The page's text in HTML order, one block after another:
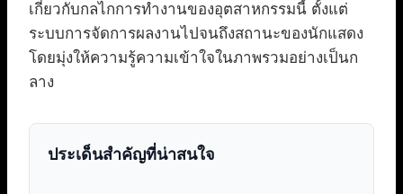
เกี่ยวกับกลไกการทำงานของอุตสาหกรรมนี้ ตั้งแต่
ระบบการจัดการผลงานไปจนถึงสถานะของนักแสดง
โดยมุ่งให้ความรู้ความเข้าใจในภาพรวมอย่างเป็นก
ลาง
ประเด็นสำคัญที่น่าสนใจ